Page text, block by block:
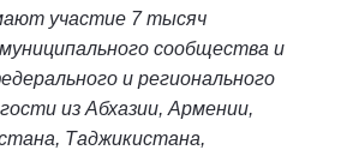
участие 7 тысяч
сообщества и
и регионального
из Абхазии, Армении,
Таджикистана,